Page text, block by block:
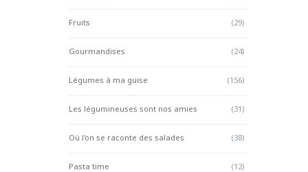
Fruits (29)
Gourmandises (24)
Légumes à ma guise (156)
Les légumineuses sont nos amies (31)
Où l'on se raconte des salades (38)
Pasta time (12)